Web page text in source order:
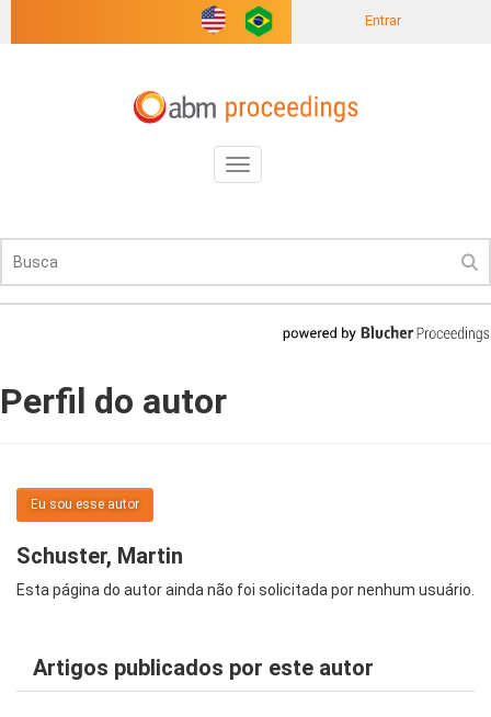
Entrar
Toggle
navigation
Perfil do autor
Eu sou esse autor
Schuster, Martin
Esta página do autor ainda não foi solicitada por nenhum usuário.
Artigos publicados por este autor